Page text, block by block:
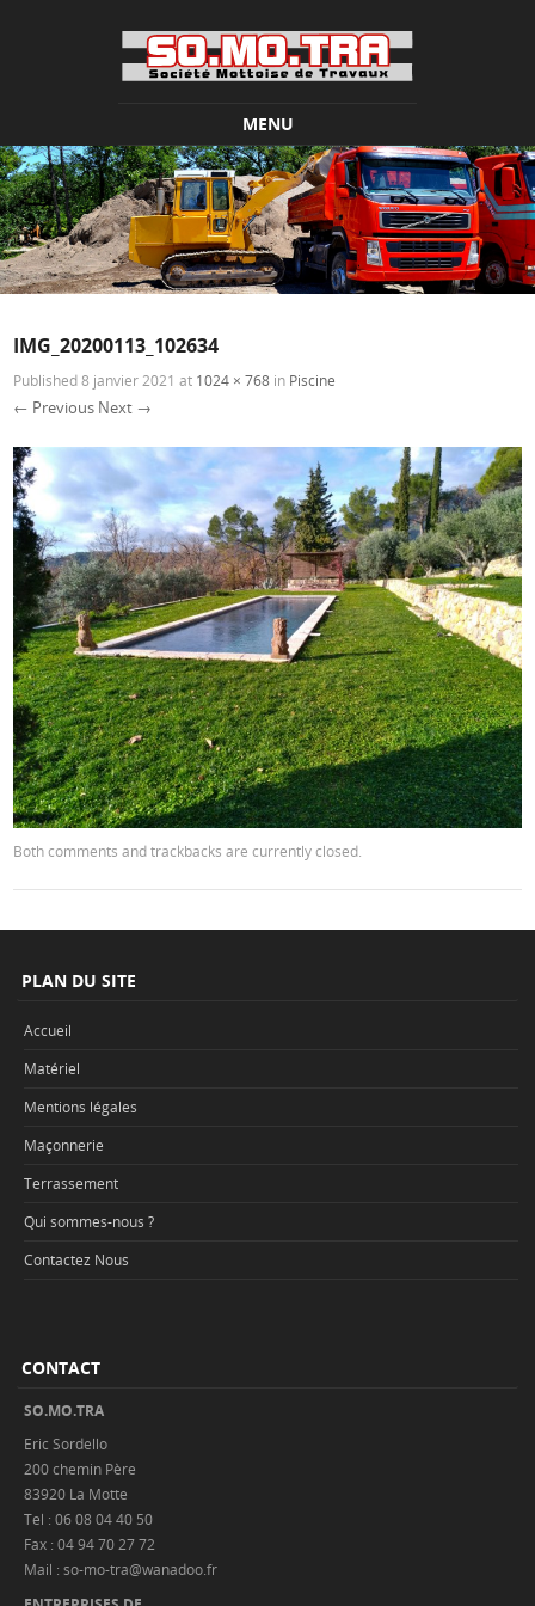
MENU
Skip to content
IMG_20200113_102634
Published8 janvier 2021 at 1024 × 768 in Piscine
← Previous Next →
Both comments and trackbacks are currently closed.
PLAN DU SITE
Accueil
Matériel
Mentions légales
Maçonnerie
Terrassement
Qui sommes-nous ?
Contactez Nous
CONTACT
SO.MO.TRA
Eric Sordello
200 chemin Père
83920 La Motte
Tel : 06 08 04 40 50
Fax : 04 94 70 27 72
Mail : so-mo-tra@wanadoo.fr